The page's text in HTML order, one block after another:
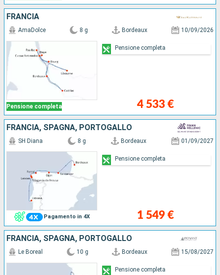
FRANCIA
Pensione completa
AmaDolce 8 g Bordeaux 10/09/2026
4 533 €
Pensione completa
FRANCIA, SPAGNA, PORTOGALLO
Pagamento in 4X
SH Diana 8 g Bordeaux 01/09/2027
1 549 €
Pensione completa
FRANCIA, SPAGNA, PORTOGALLO
Le Boreal 10 g Bordeaux 15/08/2027
Pensione completa